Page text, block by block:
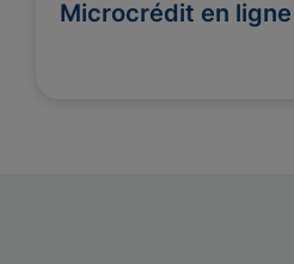
Microcrédit en ligne